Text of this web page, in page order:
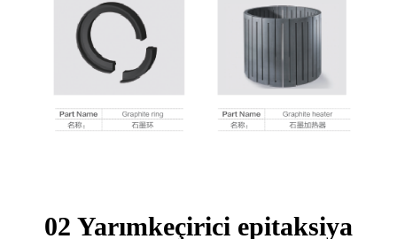
02 Yarımkeçirici epitaksiya